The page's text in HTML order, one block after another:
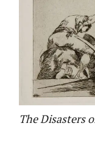
The Disasters